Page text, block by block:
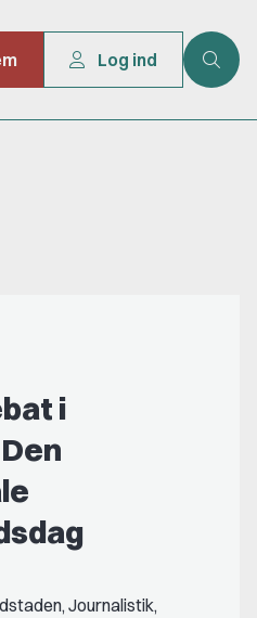
Log ind
i
,Journalistik,